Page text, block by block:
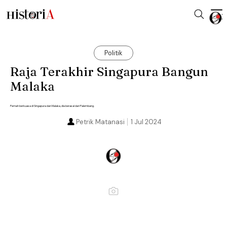
Politik
Raja Terakhir Singapura Bangun
Malaka
Pernah berkuasa di Singapura dan Malaka, dia berasal dari Palembang.
1 Jul 2024
Petrik Matanasi